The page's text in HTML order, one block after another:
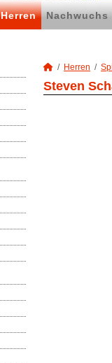
Herren Nachwuchs
Herren
Steven